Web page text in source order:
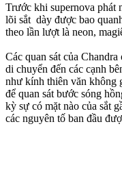
Trước khi supernova phát
lõi sắt dày được bao
theo lần lượt là neon,
Các quan sát của
di chuyển đến các cạnh
như kính thiên văn không
để quan sát bước sóng
kỳ sự có mặt nào của sắt
các nguyên tố ban đầu